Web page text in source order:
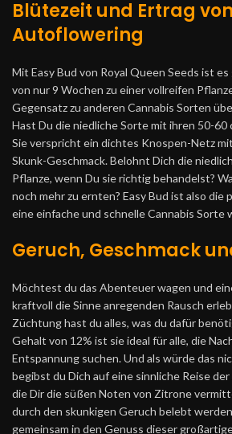
Blütezeit und Ertrag
Autoflowering
Mit Easy Bud von Royal Queen Seeds ist
von nur 9 Wochen zu einer vollreifen
Gegensatz zu anderen Cannabis Sorten
Hast Du die niedliche Sorte mit ihren 50-60
Sie verspricht ein dichtes Knospen-Netz
Skunk-Geschmack. Belohnt Dich die
Pflanze, wenn Du sie richtig behandelst?
noch mehr zu ernten? Easy Bud ist also die
eine einfache und schnelle Cannabis Sorte
Geruch, Geschmack
Möchtest du das Abenteuer wagen und
kraftvoll die Sinne anregenden Rausch
Züchtung hast du alles, was du dafür
Gehalt von 12% ist sie ideal für alle, die
Entspannung suchen. Und als würde das
begibst du Dich auf eine sinnliche Reise
die Dir die süßen Noten von Zitrone
durch den skunkigen Geruch belebt
gemeinsam in den Genuss dieser